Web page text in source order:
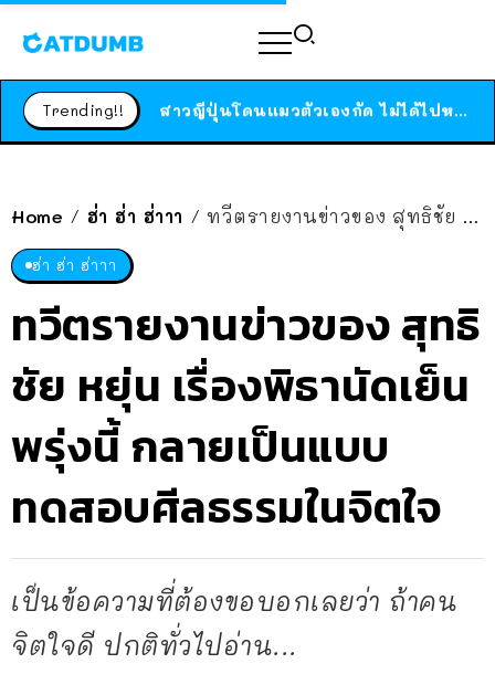
Trending!! ได้เวลาเด็กหนวดรวมตัว RF Online Next เปิดให้เล่นแล้ว เกม Sci-Fi MMORPG ระดับตำนาน เล่นได้ทั้งมือถือและ PC
Home / ฮ่า ฮ่า ฮ่าาา / ทวีตรายงานข่าวของ สุทธิชัย หยุ่น เรื่องพิธานัดเย็น พรุ่งนี้ กลายเป็นแบบทดสอบศีลธรรมในจิตใจ
ฮ่า ฮ่า ฮ่าาา
ทวีตรายงานข่าวของ สุทธิ
ชัย หยุ่น เรื่องพิธานัดเย็น
พรุ่งนี้ กลายเป็นแบบ
ทดสอบศีลธรรมในจิตใจ
เป็นข้อความที่ต้องขอบอกเลยว่า ถ้าคน
จิตใจดี ปกติทั่วไปอ่าน...